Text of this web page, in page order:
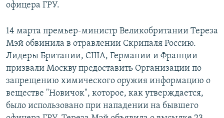
офицера ГРУ.
14 марта премьер-министр Великобритании Тереза
Мэй обвинила в отравлении Скрипаля Россию.
Лидеры Британии, США, Германии и Франции
призвали Москву предоставить Организации по
запрещению химического оружия информацию о
веществе "Новичок", которое, как утверждается,
было использовано при нападении на бывшего